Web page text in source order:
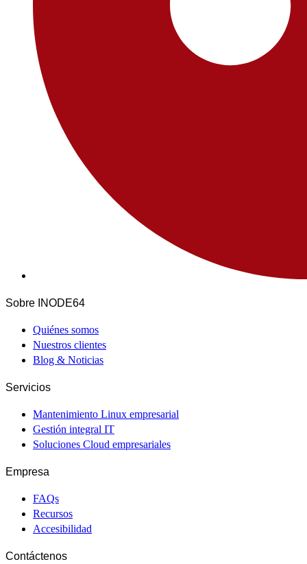
Sobre INODE64
Quiénes somos
Nuestros clientes
Blog & Noticias
Servicios
Mantenimiento Linux empresarial
Gestión integral IT
Soluciones Cloud empresariales
Empresa
FAQs
Recursos
Accesibilidad
Contáctenos